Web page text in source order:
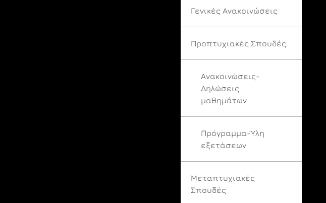
Γενικές Ανακοινώσεις
Προπτυχιακές Σπουδές
Ανακοινώσεις-
Δηλώσεις
μαθημάτων
Πρόγραμμα-Ύλη
εξετάσεων
Μεταπτυχιακές
Σπουδές